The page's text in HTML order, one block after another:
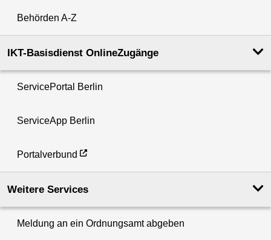
Behörden A-Z
IKT-Basisdienst OnlineZugänge
ServicePortal Berlin
ServiceApp Berlin
Portalverbund
Weitere Services
Meldung an ein Ordnungsamt abgeben